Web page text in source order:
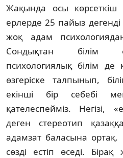
Жақында осы
ерлерде 25 пайыз
жоқ адам
Сондықтан білім
психологиялық білім де
өзгеріске талпынып,
екінші бір себебі
қателеспейміз. Негізі,
деген стереотип
адамзат баласына
сөзді естіп өседі.